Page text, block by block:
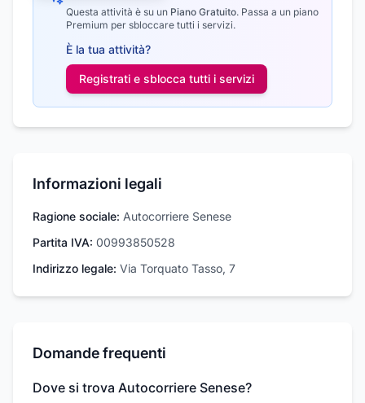
Questa attività è su un Piano Gratuito. Passa a un piano
Premium per sbloccare tutti i servizi.
È la tua attività?
Registrati e sblocca tutti i servizi
Informazioni legali
Ragione sociale: Autocorriere Senese
Partita IVA: 00993850528
Indirizzo legale: Via Torquato Tasso, 7
Domande frequenti
Dove si trova Autocorriere Senese?